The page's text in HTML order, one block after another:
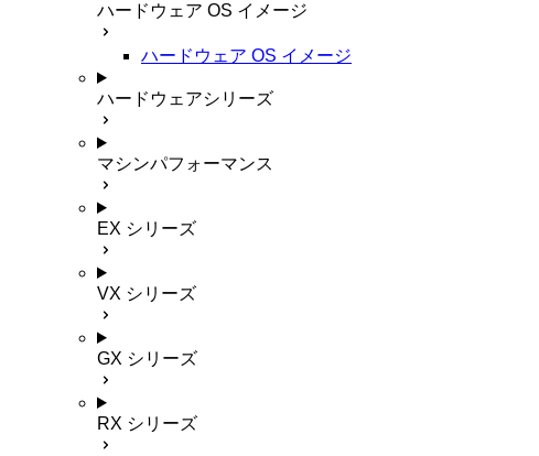
ハードウェア OS イメージ
ハードウェア OS イメージ
ハードウェアシリーズ
マシンパフォーマンス
EX シリーズ
VX シリーズ
GX シリーズ
RX シリーズ